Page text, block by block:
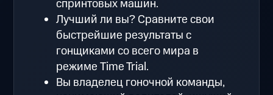
спринтовых машин.
Лучший ли вы? Сравните свои
быстрейшие результаты с
гонщиками со всего мира в
режиме Time Trial.
Вы владелец гоночной команды,